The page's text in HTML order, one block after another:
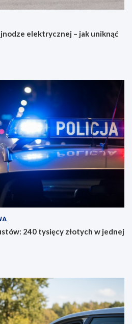
elektrycznej – jak uniknąć
240 tysięcy złotych w jednej